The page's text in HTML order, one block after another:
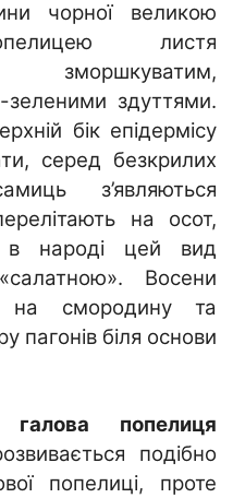
чорної великою
листя
зморшкуватим,
зеленими здуттями.
бік епідермісу
серед безкрилих
з’являються
на осот,
в народі цей вид
Восени
на смородину та
пагонів біля основи
галова попелиця
подібно
попелиці, проте